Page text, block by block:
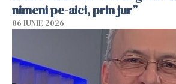
nimeni pe-aici, prin jur”
06 IUNIE 2026